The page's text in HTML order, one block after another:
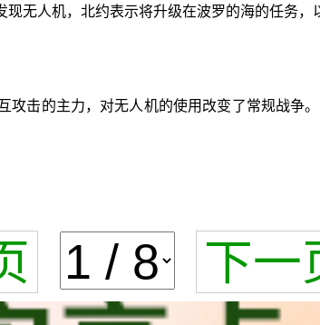
无人机，北约表示将升级在波罗的海的任务，
攻击的主力，对无人机的使用改变了常规战争
下一